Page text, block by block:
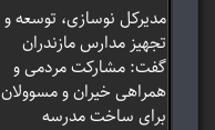
مدیرکل نوسازی، توسعه و
تجهیز مدارس مازندران
گفت: مشارکت مردمی و
همراهی خیران و مسوولان
برای ساخت مدرسه